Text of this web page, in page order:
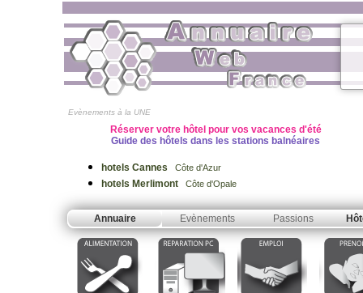
Evènements à la UNE
Réserver votre hôtel pour vos vacances d'été
Guide des hôtels dans les stations balnéaires
hotels Cannes Côte d'Azur
hotels Merlimont Côte d'Opale
Annuaire Evènements Passions